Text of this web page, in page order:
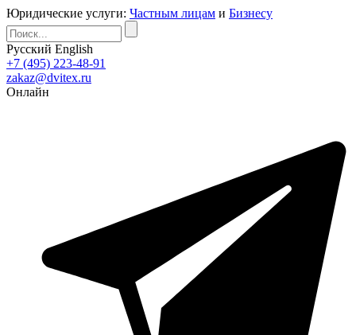
Юридические услуги: Частным лицам и Бизнесу
Русский English
+7 (495) 223-48-91
zakaz@dvitex.ru
Онлайн